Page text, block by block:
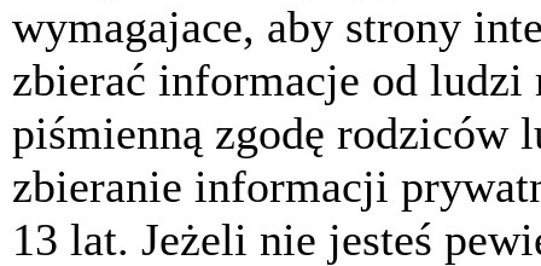
wymagajace, aby strony
zbierać informacje od
piśmienną zgodę rodziców
zbieranie informacji
13 lat. Jeżeli nie jesteś